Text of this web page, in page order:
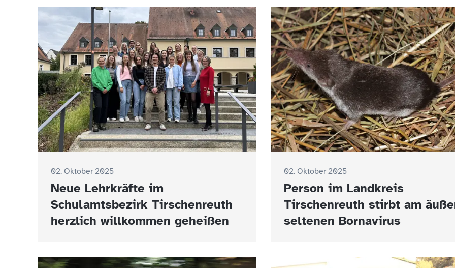
02. Oktober 2025
Neue Lehrkräfte im
Schulamtsbezirk Tirschenreuth
herzlich willkommen geheißen
02. Oktober 2025
Person im Landkreis
Tirschenreuth stirbt am
seltenen Bornavirus